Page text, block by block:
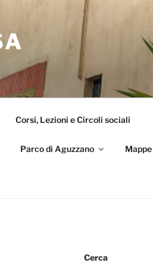
Corsi, Lezioni e Circoli sociali
Parco di Aguzzano Mappe
Cerca